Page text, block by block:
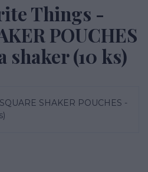
Things -
POUCHES
shaker (10 ks)